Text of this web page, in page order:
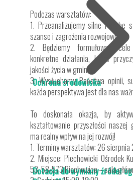
Ochrona środowiska
Dotacja do wymiany źródeł
Podczas warsztatów:
1. Przeanalizujemy silne i słabe
szanse i zagrożenia rozwojowe
2. Będziemy formułować
konkretne działania, które
jakości życia w gminie
3. Wysłuchamy Państwa opinii,
każda perspektywa jest dla nas
To doskonała okazja, by
kształtowanie przyszłości naszej
ma realny wpływ na jej rozwój!
1. Terminy warsztatów: 26 sierpnia
2. Miejsce: Piechowicki Ośrodek
53, 58-573 Piechowice – sala